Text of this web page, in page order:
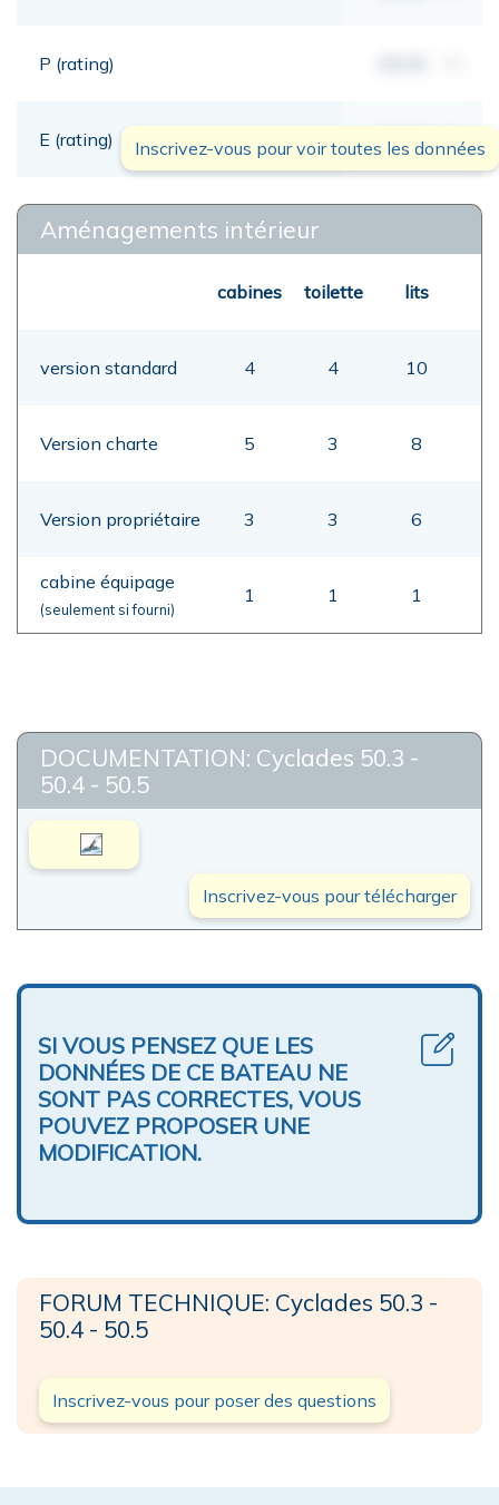
P (rating)
E (rating) 00,00
Inscrivez-vous pour voir toutes les données
Aménagements intérieur
cabines toilette lits
version standard 4 4 10
Version charte 5 3 8
Version propriétaire 3 3 6
cabine équipage
(seulement si fourni)
1 1 1
DOCUMENTATION: Cyclades 50.3 -
50.4 - 50.5
Inscrivez-vous pour télécharger
SI VOUS PENSEZ QUE LES
DONNÉES DE CE BATEAU NE
SONT PAS CORRECTES, VOUS
POUVEZ PROPOSER UNE
MODIFICATION.
FORUM TECHNIQUE: Cyclades 50.3 -
50.4 - 50.5
Inscrivez-vous pour poser des questions